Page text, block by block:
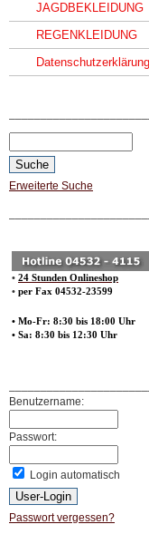
JAGDBEKLEIDUNG
REGENKLEIDUNG
Datenschutzerklärung
Erweiterte Suche
• 24 Stunden Onlineshop
• per Fax 04532-23599
• Mo-Fr: 8:30 bis 18:00 Uhr
• Sa: 8:30 bis 12:30 Uhr
Benutzername:
Passwort:
Login automatisch
Passwort vergessen?